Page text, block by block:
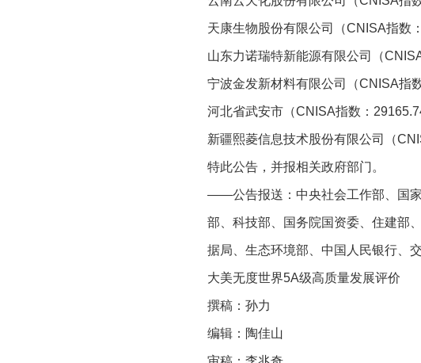
天康生物股份有限公司（CNISA指数
山东力诺瑞特新能源有限公司（
宁波金发新材料有限公司（CNISA指
河北省武安市（CNISA指数：
新疆熙菱信息技术股份有限公司（
特此公告，并报相关政府部门。
——公告报送：中央社会工作部、国
部、科技部、国务院国资委、住建部
据局、生态环境部、中国人民银行、
大美无度世界5A级高质量发展评价
撰稿：孙力
编辑：陶佳山